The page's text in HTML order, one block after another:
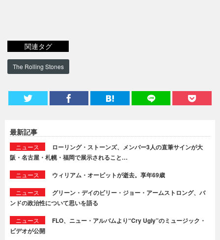
関連タグ
The Rolling Stones
最新記事
ニュース
ローリング・ストーンズ、メンバー3人の直筆サインが大
阪・名古屋・札幌・福岡で展示されること…
ニュース ウィリアム・オービットが逝去。享年69歳
ニュース
グリーン・デイのビリー・ジョー・アームストロング、バ
ンドの政治性について思いを語る
ニュース
FLO、ニュー・アルバムより“Cry Ugly”のミュージック・
ビデオが公開